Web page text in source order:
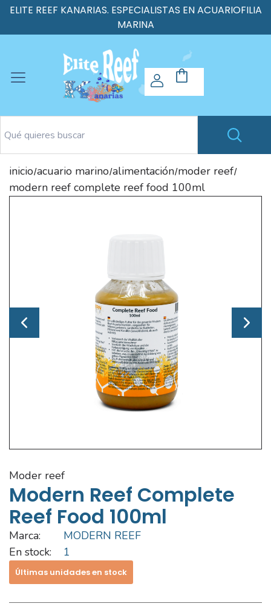
ELITE REEF KANARIAS. ESPECIALISTAS EN ACUARIOFILIA
MARINA
inicio/acuario marino/alimentación/moder reef/
modern reef complete reef food 100ml
moder reef
Modern Reef Complete
Reef Food 100ml
Marca:
MODERN REEF
En stock:
1
Últimas unidades en stock